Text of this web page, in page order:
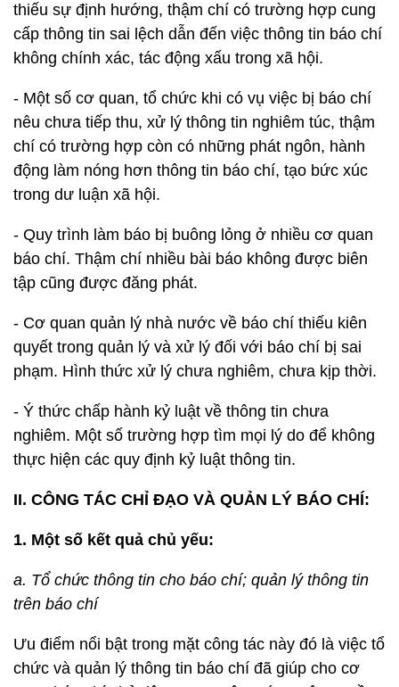
thiếu sự định hướng, thậm chí có trường hợp cung
cấp thông tin sai lệch dẫn đến việc thông tin báo chí
không chính xác, tác động xấu trong xã hội.
- Một số cơ quan, tổ chức khi có vụ việc bị báo chí
nêu chưa tiếp thu, xử lý thông tin nghiêm túc, thậm
chí có trường hợp còn có những phát ngôn, hành
động làm nóng hơn thông tin báo chí, tạo bức xúc
trong dư luận xã hội.
- Quy trình làm báo bị buông lỏng ở nhiều cơ quan
báo chí. Thậm chí nhiều bài báo không được biên
tập cũng được đăng phát.
- Cơ quan quản lý nhà nước về báo chí thiếu kiên
quyết trong quản lý và xử lý đối với báo chí bị sai
phạm. Hình thức xử lý chưa nghiêm, chưa kịp thời.
- Ý thức chấp hành kỷ luật về thông tin chưa
nghiêm. Một số trường hợp tìm mọi lý do để không
thực hiện các quy định kỷ luật thông tin.
II. CÔNG TÁC CHỈ ĐẠO VÀ QUẢN LÝ BÁO CHÍ:
1. Một số kết quả chủ yếu:
a. Tổ chức thông tin cho báo chí; quản lý thông tin
trên báo chí
Ưu điểm nổi bật trong mặt công tác này đó là việc tổ
chức và quản lý thông tin báo chí đã giúp cho cơ